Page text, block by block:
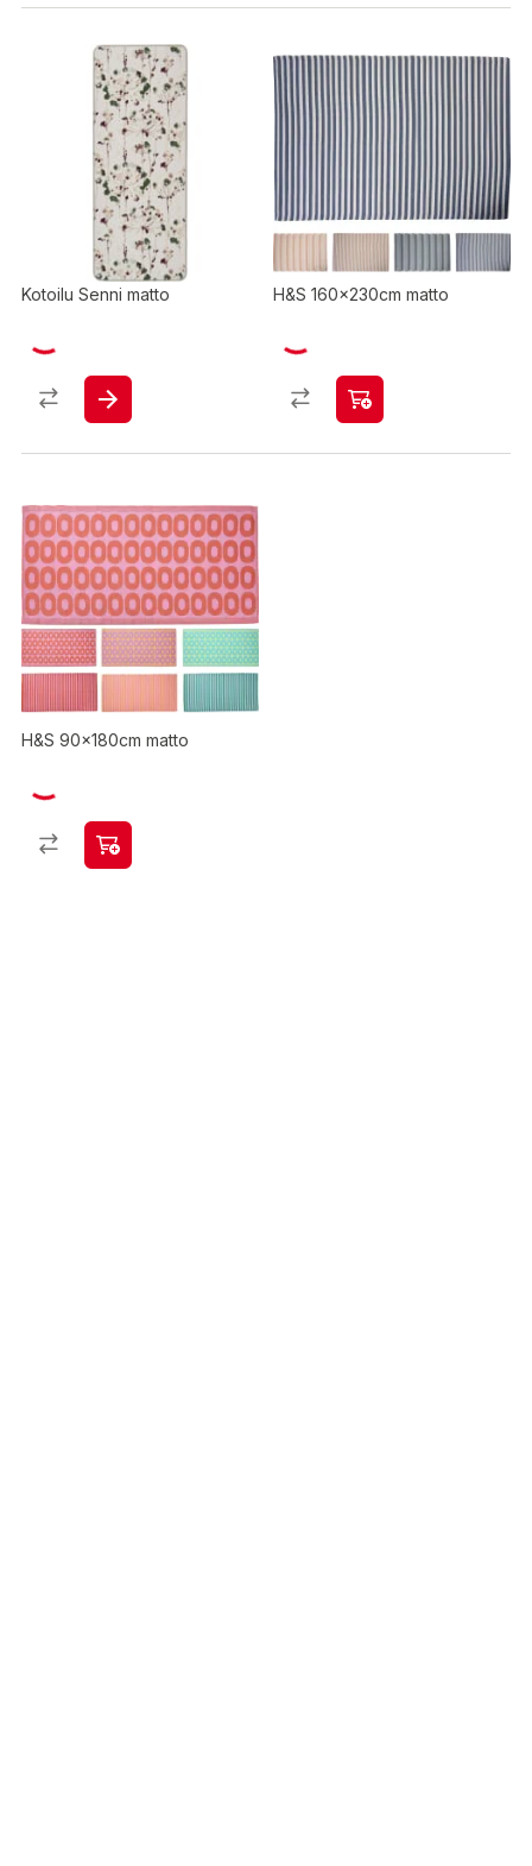
Kotoilu Senni matto H&S 160x230cm matto
H&S 90x180cm matto